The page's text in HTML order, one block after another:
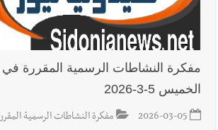
مفكرة النشاطات الرسمية المقررة في
الخميس 5-3-2026
2026-03-05 مفكرة النشاطات الرسمية المقررة